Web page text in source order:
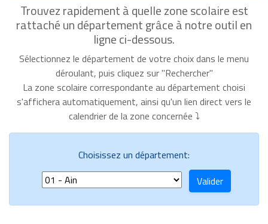
Trouvez rapidement à quelle zone scolaire est
rattaché un département grâce à notre outil en
ligne ci-dessous.
Sélectionnez le département de votre choix dans le menu
déroulant, puis cliquez sur "Rechercher"
La zone scolaire correspondante au département choisi
s'affichera automatiquement, ainsi qu'un lien direct vers le
calendrier de la zone concernée ⤵
Choisissez un département: